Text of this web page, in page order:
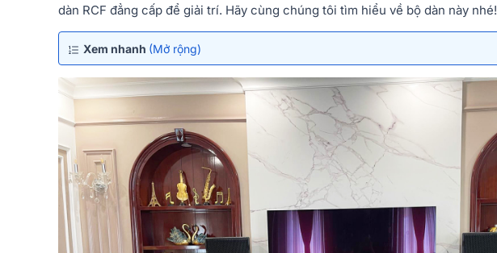
dàn RCF đẳng cấp để giải trí. Hãy cùng chúng tôi tìm hiểu về bộ dàn này nhé!
Xem nhanh (Mở rộng)